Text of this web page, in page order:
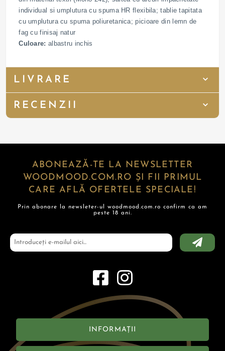
individual si umplutura cu spuma HR flexibila; tablie tapitata
cu umplutura cu spuma poliuretanica; picioare din lemn de
fag cu finisaj natur
Culoare: albastru inchis
LIVRARE
RECENZII
ABONEAZĂ-TE LA NEWSLETTER
WOODMOOD.COM.RO ȘI FII PRIMUL
CARE AFLĂ OFERTELE SPECIALE!
Prin abonare la newsleter-ul woodmood.com.ro confirm ca am
peste 18 ani.
INFORMAȚII